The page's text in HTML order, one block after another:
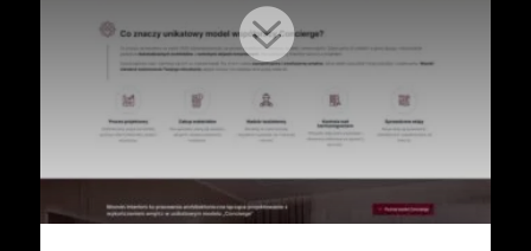
